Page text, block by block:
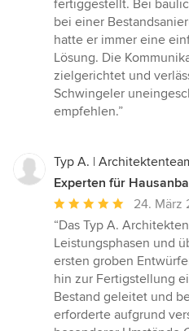
fertiggestellt. Bei
bei einer
hatte er immer eine
Lösung. Die
zielgerichtet und
Schwingeler
empfehlen.”
Typ A. |
Experten für
Durchschnittliche
Bewertung:
5
von
5
Sternen
24. März
“Das Typ A.
Leistungsphasen und
ersten groben
hin zur Fertigstellung
Bestand geleitet und
erforderte aufgrund